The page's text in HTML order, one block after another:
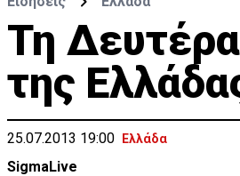
Τη
της
25.07.2013 19:00 Ελλάδα
SigmaLive